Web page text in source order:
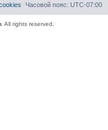
Часовой пояс: UTC-07:00
. All rights reserved.